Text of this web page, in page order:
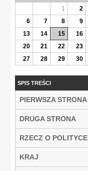
1
2
6
7 8 9
13
14 15 16
20
21 22 23
27
28 29 30
SPIS TREŚCI
PIERWSZA STRONA
DRUGA STRONA
RZECZ O POLITYCE
KRAJ